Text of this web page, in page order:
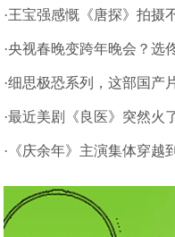
·王宝强感慨《唐探》拍摄
是强者
·央视春晚变跨年晚会？选
明实力
·细思极恐系列，这部国产
·最近美剧《良医》突然火
帅！
·《庆余年》主演集体穿越
真香